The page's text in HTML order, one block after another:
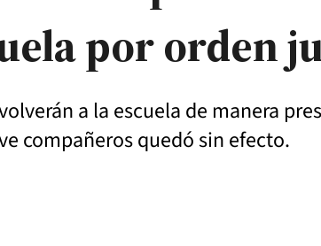
por orden
a la escuela de manera
compañeros quedó sin efecto.